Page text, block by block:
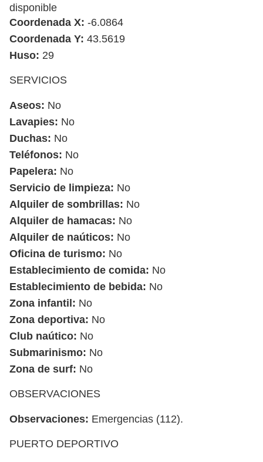
disponible
Coordenada X: -6.0864
Coordenada Y: 43.5619
Huso: 29
SERVICIOS
Aseos: No
Lavapies: No
Duchas: No
Teléfonos: No
Papelera: No
Servicio de limpieza: No
Alquiler de sombrillas: No
Alquiler de hamacas: No
Alquiler de naúticos: No
Oficina de turismo: No
Establecimiento de comida: No
Establecimiento de bebida: No
Zona infantil: No
Zona deportiva: No
Club naútico: No
Submarinismo: No
Zona de surf: No
OBSERVACIONES
Observaciones: Emergencias (112).
PUERTO DEPORTIVO